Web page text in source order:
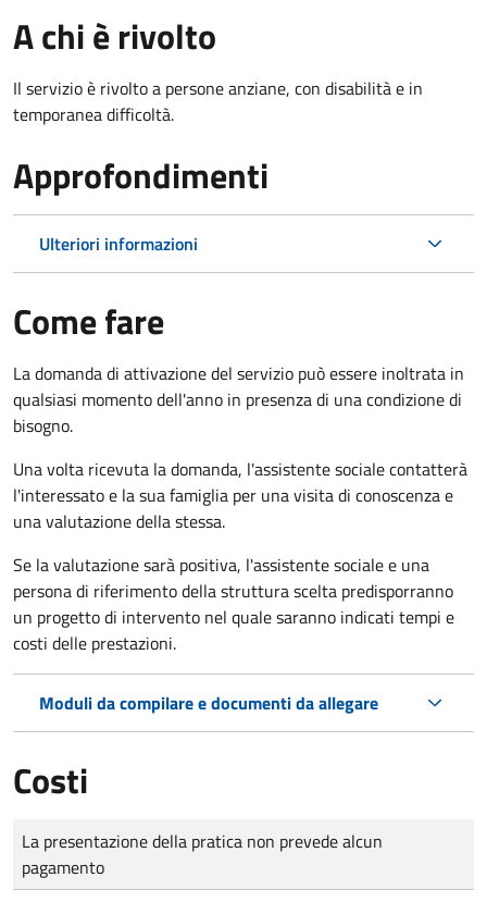
A chi è rivolto
Il servizio è rivolto a persone anziane, con disabilità e in
temporanea difficoltà.
Approfondimenti
Ulteriori informazioni
Come fare
La domanda di attivazione del servizio può essere inoltrata in
qualsiasi momento dell'anno in presenza di una condizione di
bisogno.
Una volta ricevuta la domanda, l'assistente sociale contatterà
l'interessato e la sua famiglia per una visita di conoscenza e
una valutazione della stessa.
Se la valutazione sarà positiva, l'assistente sociale e una
persona di riferimento della struttura scelta predisporranno
un progetto di intervento nel quale saranno indicati tempi e
costi delle prestazioni.
Moduli da compilare e documenti da allegare
Costi
Tipo di pagamento
Importo
La presentazione della pratica non prevede alcun
pagamento